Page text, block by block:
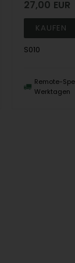
27,00 EUR
S010
Remote-
Werktagen